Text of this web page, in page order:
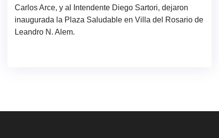
Carlos Arce, y al Intendente Diego Sartori, dejaron
inaugurada la Plaza Saludable en Villa del Rosario de
Leandro N. Alem.